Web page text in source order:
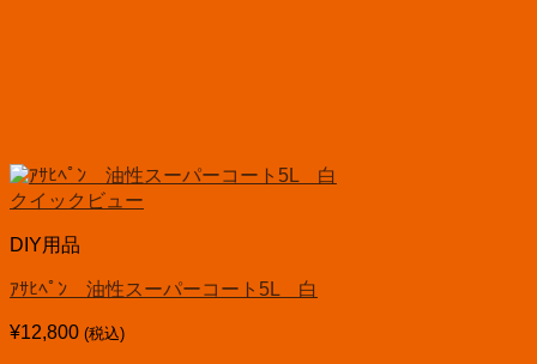
クイックビュー
DIY用品
ｱｻﾋﾍﾟﾝ 油性スーパーコート5L 白
¥12,800 (税込)